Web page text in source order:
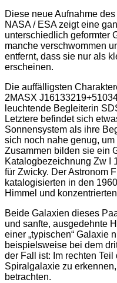
Diese neue Aufnahme
NASA / ESA zeigt eine
unterschiedlich geformter
manche verschwommen
entfernt, dass sie nur als
erscheinen.
Die auffälligsten
2MASX
leuchtende Begleiterin
Letztere befindet sich
Sonnensystem als ihre
sich noch nahe genug,
Zusammen bilden sie ein
Katalogbezeichnung Zw I
für Zwicky. Der Astronom
katalogisierten in den
Himmel und
Beide Galaxien dieses
und sanfte, ausgedehnte
einer „typischen“ Galaxie
beispielsweise bei dem
der Fall ist: Im rechten
Spiralgalaxie zu
betrachten.